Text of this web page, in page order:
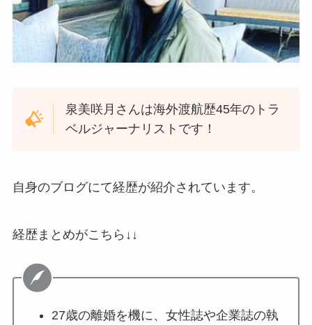
泉美咲月さんは海外渡航歴45年のトラ
ベルジャーナリストです！
自身のブログにて経歴が紹介されています。
経歴まとめがこちら↓↓
27歳の離婚を機に、女性誌や企業誌の執